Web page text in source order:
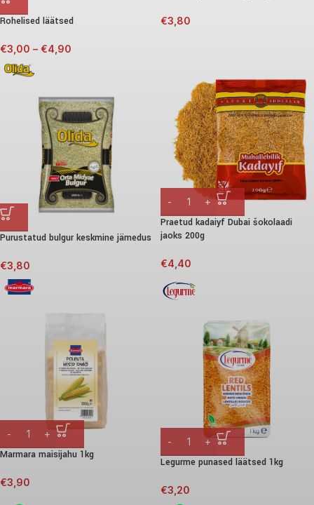
Rohelised läätsed
€3,00 – €4,90
€3,80
Purustatud bulgur keskmine jämedus
€3,80
Praetud kadaiyf Dubai šokolaadi
jaoks 200g
€4,40
Marmara maisijahu 1kg
€3,90
Legurme punased läätsed 1kg
€3,20